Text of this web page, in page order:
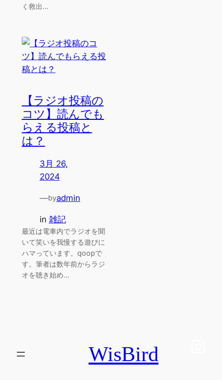
く救出…
【ラジオ投稿の
コツ】読んでも
らえる投稿と
は？
3月 26,
2024
—byadmin
in 雑記
最近は電車内でラジオを聞
いて笑いを我慢する遊びに
ハマっています。qoopで
す。筆者は数年前からラジ
オを聴き始め…
WisBird